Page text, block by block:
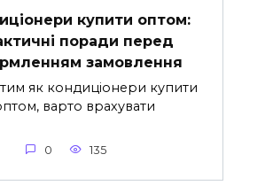
купити оптом:
поради перед
замовлення
як кондиціонери купити
варто врахувати
0 135